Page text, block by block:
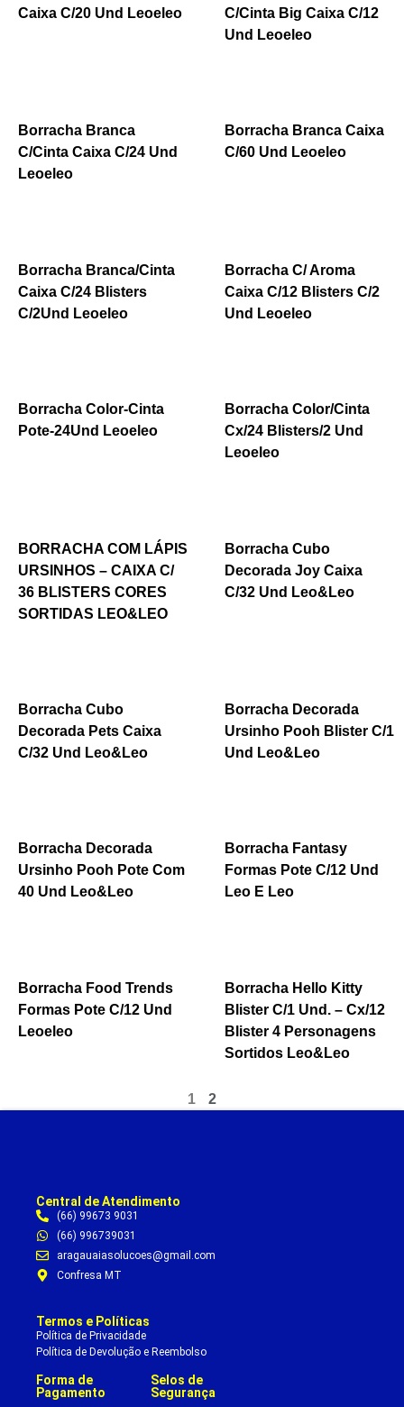
Caixa C/20 Und Leoeleo
C/Cinta Big Caixa C/12
Und Leoeleo
Borracha Branca
C/Cinta Caixa C/24 Und
Leoeleo
Borracha Branca Caixa
C/60 Und Leoeleo
Borracha Branca/Cinta
Caixa C/24 Blisters
C/2Und Leoeleo
Borracha C/ Aroma
Caixa C/12 Blisters C/2
Und Leoeleo
Borracha Color-Cinta
Pote-24Und Leoeleo
Borracha Color/Cinta
Cx/24 Blisters/2 Und
Leoeleo
BORRACHA COM LÁPIS
URSINHOS – CAIXA C/
36 BLISTERS CORES
SORTIDAS LEO&LEO
Borracha Cubo
Decorada Joy Caixa
C/32 Und Leo&Leo
Borracha Cubo
Decorada Pets Caixa
C/32 Und Leo&Leo
Borracha Decorada
Ursinho Pooh Blister C/1
Und Leo&Leo
Borracha Decorada
Ursinho Pooh Pote Com
40 Und Leo&Leo
Borracha Fantasy
Formas Pote C/12 Und
Leo E Leo
Borracha Food Trends
Formas Pote C/12 Und
Leoeleo
Borracha Hello Kitty
Blister C/1 Und. – Cx/12
Blister 4 Personagens
Sortidos Leo&Leo
1 2
Central de Atendimento
(66) 99673 9031
(66) 996739031
aragauaiasolucoes@gmail.com
Confresa MT
Termos e Políticas
Política de Privacidade
Política de Devolução e Reembolso
Forma de
Pagamento
Selos de
Segurança